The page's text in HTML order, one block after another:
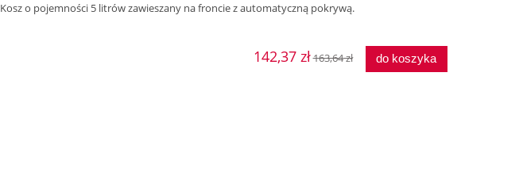
Kosz o pojemności 5 litrów zawieszany na froncie z automatyczną pokrywą.
142,37 zł163,64 zł do koszyka